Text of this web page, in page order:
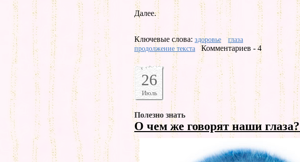
Далее.
Ключевые слова: здоровье
глаза
продолжение текста
Комментариев - 4
26
Июль
Полезно знать
О чем же говорят наши глаза?